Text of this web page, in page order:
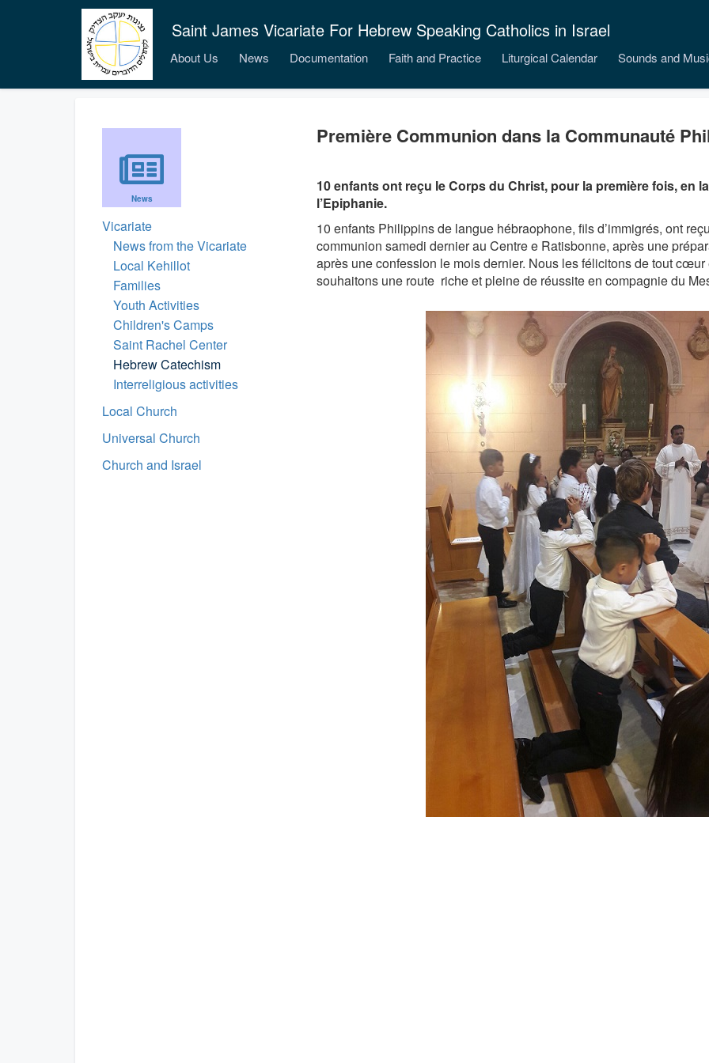
Saint James Vicariate For Hebrew Speaking Catholics in Israel
About Us News Documentation Faith and Practice Liturgical Calendar Sounds and
News
Vicariate
News from the Vicariate
Local Kehillot
Families
Youth Activities
Children's Camps
Saint Rachel Center
Hebrew Catechism
Interreligious activities
Local Church
Universal Church
Church and Israel
Première Communion dans la Communauté
10 enfants ont reçu le Corps du Christ, pour la première fois, en
l’Epiphanie.
10 enfants Philippins de langue hébraophone, fils d’immigrés, ont
communion samedi dernier au Centre e Ratisbonne, après une
après une confession le mois dernier. Nous les félicitons de tout cœur
souhaitons une route riche et pleine de réussite en compagnie du